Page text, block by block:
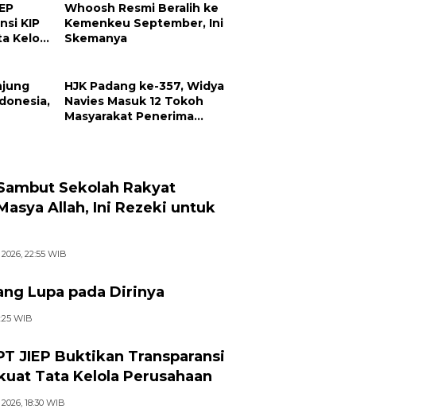
KIP
Kelola
Whoosh Resmi Beralih ke
Kemenkeu September, Ini
Skemanya
HJK Padang ke-357, Widya
Navies Masuk 12 Tokoh
Masyarakat Penerima
Sekolah Rakyat
Allah, Ini Rezeki untuk
22:55 WIB
Lupa pada Dirinya
WIB
JIEP Buktikan Transparansi
Tata Kelola Perusahaan
18:30 WIB